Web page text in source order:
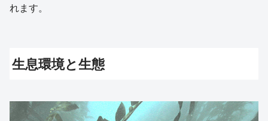
れます。
生息環境と生態